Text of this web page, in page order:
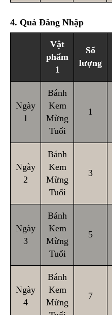
4. Quà Đăng Nhập
Vật
phẩm
1
Số
lượng
Ngày
1
Bánh
Kem
Mừng
Tuổi
1
Ngày
2
Bánh
Kem
Mừng
Tuổi
3
Ngày
3
Bánh
Kem
Mừng
Tuổi
5
Ngày
4
Bánh
Kem
Mừng
7